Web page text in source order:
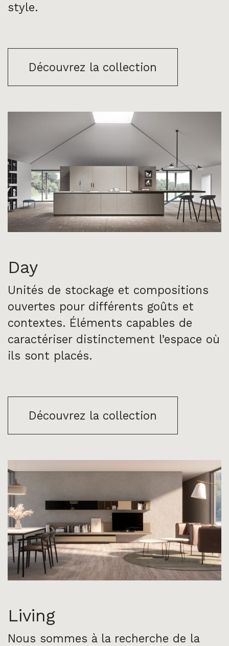
style.
Découvrez la collection
Day
Unités de stockage et compositions
ouvertes pour différents goûts et
contextes. Éléments capables de
caractériser distinctement l’espace où
ils sont placés.
Découvrez la collection
Living
Nous sommes à la recherche de la